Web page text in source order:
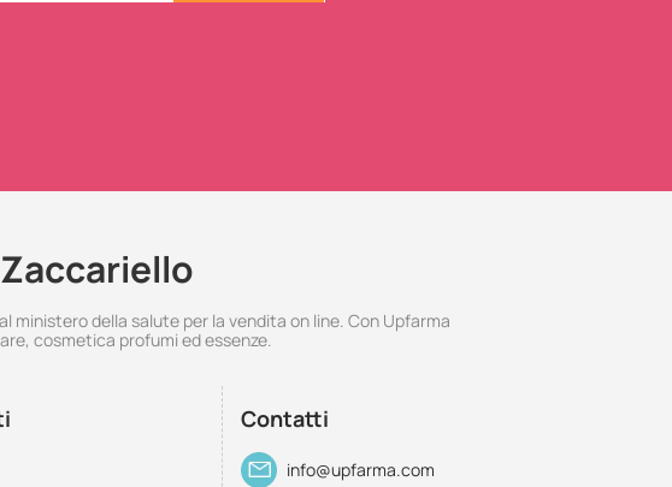
della salute per la vendita on line. Con Upfarma
cosmetica profumi ed essenze.
Contatti
info@upfarma.com